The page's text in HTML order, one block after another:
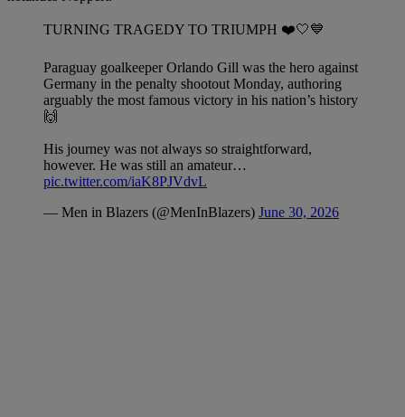
TURNING TRAGEDY TO TRIUMPH ❤️🤍💙
Paraguay goalkeeper Orlando Gill was the hero against
Germany in the penalty shootout Monday, authoring
arguably the most famous victory in his nation’s history
🙌
His journey was not always so straightforward,
however. He was still an amateur…
pic.twitter.com/iaK8PJVdvL
— Men in Blazers (@MenInBlazers) June 30, 2026